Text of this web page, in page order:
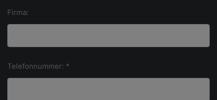
Firma:
Telefonnummer: *